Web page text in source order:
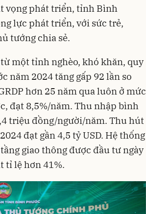
vọng phát triển, tỉnh Bình
lực phát triển, với sức trẻ,
tướng chia sẻ.
một tỉnh nghèo, khó khăn, quy
năm 2024 tăng gấp 92 lần so
hơn 25 năm qua luôn ở mức
đạt 8,5%/năm. Thu nhập bình
triệu đồng/người/năm. Thu hút
đạt gần 4,5 tỷ USD. Hệ thống
giao thông được đầu tư ngày
tỉ lệ hơn 41%.